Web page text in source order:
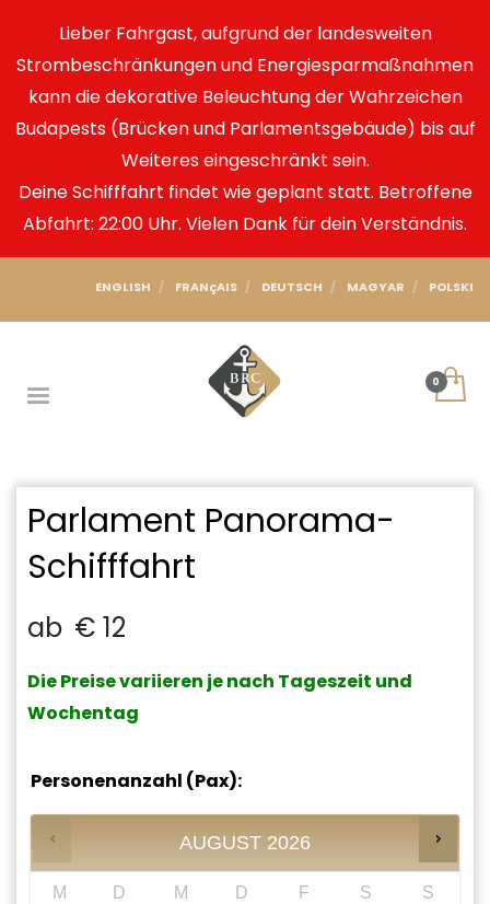
Lieber Fahrgast, aufgrund der landesweiten
Strombeschränkungen und Energiesparmaßnahmen
kann die dekorative Beleuchtung der Wahrzeichen
Budapests (Brücken und Parlamentsgebäude) bis auf
Weiteres eingeschränkt sein.
Deine Schifffahrt findet wie geplant statt. Betroffene
Abfahrt: 22:00 Uhr. Vielen Dank für dein Verständnis.
ENGLISH FRANçAIS DEUTSCH MAGYAR POLSKI
Parlament Panorama-
Schifffahrt
ab € 12
Die Preise variieren je nach Tageszeit und
Wochentag
Personenanzahl (Pax):
AUGUST 2026
M D M D F S S